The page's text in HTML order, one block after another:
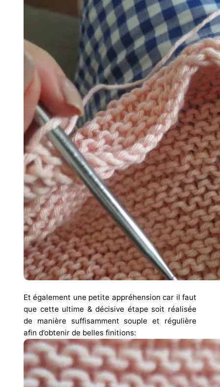
Et également une petite appréhension car il faut
que cette ultime & décisive étape soit réalisée
de manière suffisamment souple et régulière
afin d’obtenir de belles finitions: